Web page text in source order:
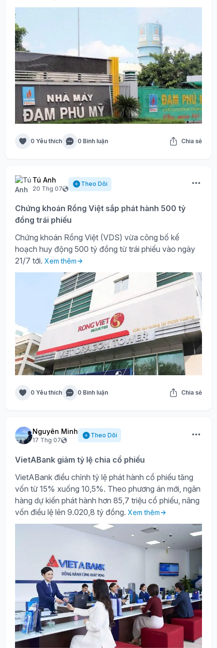
0 Yêu thích 0 Bình luận Chia sẻ
Tú Anh
20 Thg 07
Theo Dõi
Chứng khoán Rồng Việt sắp phát hành 500 tỷ
đồng trái phiếu
Chứng khoán Rồng Việt (VDS) vừa công bố kế
hoạch huy động 500 tỷ đồng từ trái phiếu vào ngày
21/7 tới. Xem thêm
0 Yêu thích 0 Bình luận Chia sẻ
Nguyên Minh
17 Thg 07
Theo Dõi
VietABank giảm tỷ lệ chia cổ phiếu
VietABank điều chỉnh tỷ lệ phát hành cổ phiếu tăng
vốn từ 15% xuống 10,5%. Theo phương án mới, ngân
hàng dự kiến phát hành hơn 85,7 triệu cổ phiếu, nâng
vốn điều lệ lên 9.020,8 tỷ đồng. Xem thêm